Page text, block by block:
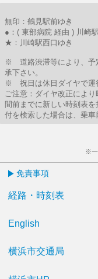
無印：鶴見駅前ゆき
●：( 東部病院 経由 ) 川崎
★：川崎駅西口ゆき
※ 道路渋滞等により、予
承下さい。
※ 祝日は休日ダイヤで運
ご注意：ダイヤ改正によ
間前までに新しい時刻表
付を検索した場合は、乗車
※一
免責事項
経路・時刻表
English
横浜市交通局